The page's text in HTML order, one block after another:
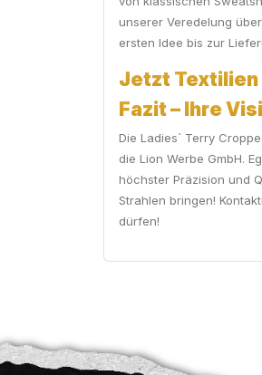
unserer Veredelung
ersten Idee bis zur
Jetzt Textilien
Fazit – Ihre
Die Ladies´ Terry
die Lion Werbe GmbH.
höchster Präzision und
Strahlen bringen!
dürfen!